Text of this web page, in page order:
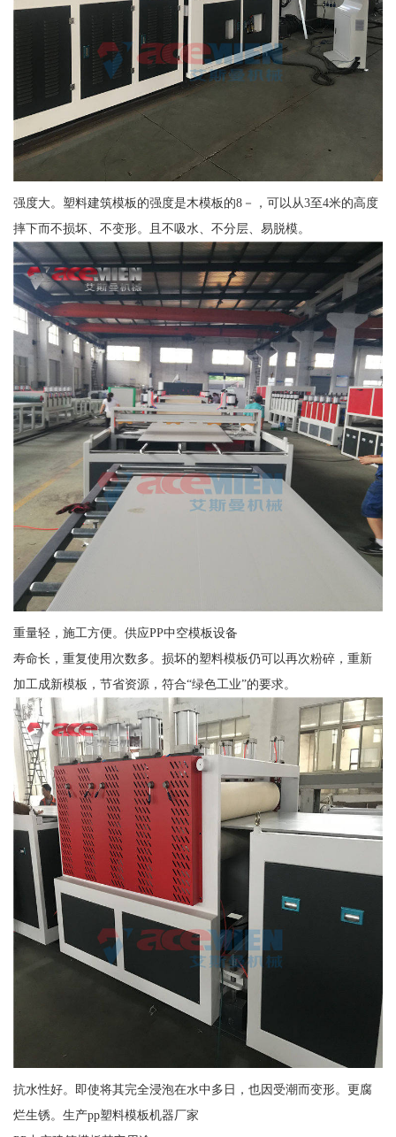
强度大。塑料建筑模板的强度是木模板的8－，可以从3至4米的高度
摔下而不损坏、不变形。且不吸水、不分层、易脱模。
重量轻，施工方便。供应PP中空模板设备
寿命长，重复使用次数多。损坏的塑料模板仍可以再次粉碎，重新
加工成新模板，节省资源，符合“绿色工业”的要求。
抗水性好。即使将其完全浸泡在水中多日，也因受潮而变形。更腐
烂生锈。生产pp塑料模板机器厂家